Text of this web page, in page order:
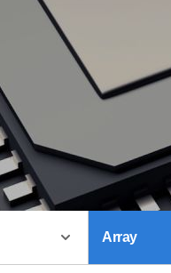
Array